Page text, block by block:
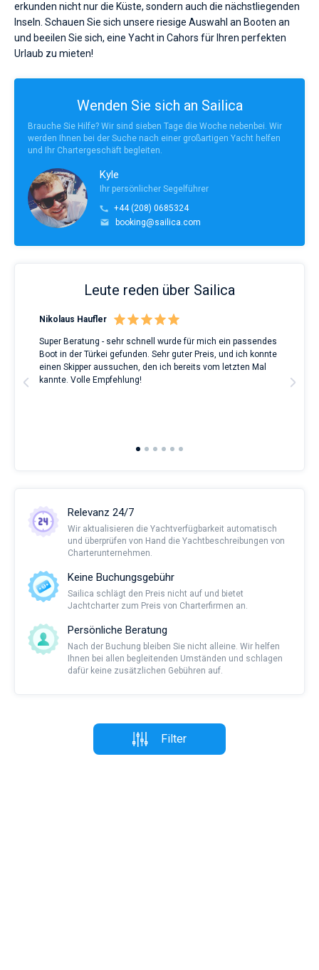
erkunden nicht nur die Küste, sondern auch die nächstliegenden
Inseln. Schauen Sie sich unsere riesige Auswahl an Booten an
und beeilen Sie sich, eine Yacht in Cahors für Ihren perfekten
Urlaub zu mieten!
Wenden Sie sich an Sailica
Brauche Sie Hilfe? Wir sind sieben Tage die Woche nebenbei. Wir
werden Ihnen bei der Suche nach einer großartigen Yacht helfen
und Ihr Chartergeschäft begleiten.
Kyle
Ihr persönlicher Segelführer
+44 (208) 0685324
booking@sailica.com
Leute reden über Sailica
Nikolaus Haufler
Super Beratung - sehr schnell wurde für mich ein passendes
Boot in der Türkei gefunden. Sehr guter Preis, und ich konnte
einen Skipper aussuchen, den ich bereits vom letzten Mal
kannte. Volle Empfehlung!
Relevanz 24/7
Wir aktualisieren die Yachtverfügbarkeit automatisch
und überprüfen von Hand die Yachtbeschreibungen von
Charterunternehmen.
Keine Buchungsgebühr
Sailica schlägt den Preis nicht auf und bietet
Jachtcharter zum Preis von Charterfirmen an.
Persönliche Beratung
Nach der Buchung bleiben Sie nicht alleine. Wir helfen
Ihnen bei allen begleitenden Umständen und schlagen
dafür keine zusätzlichen Gebühren auf.
Filter